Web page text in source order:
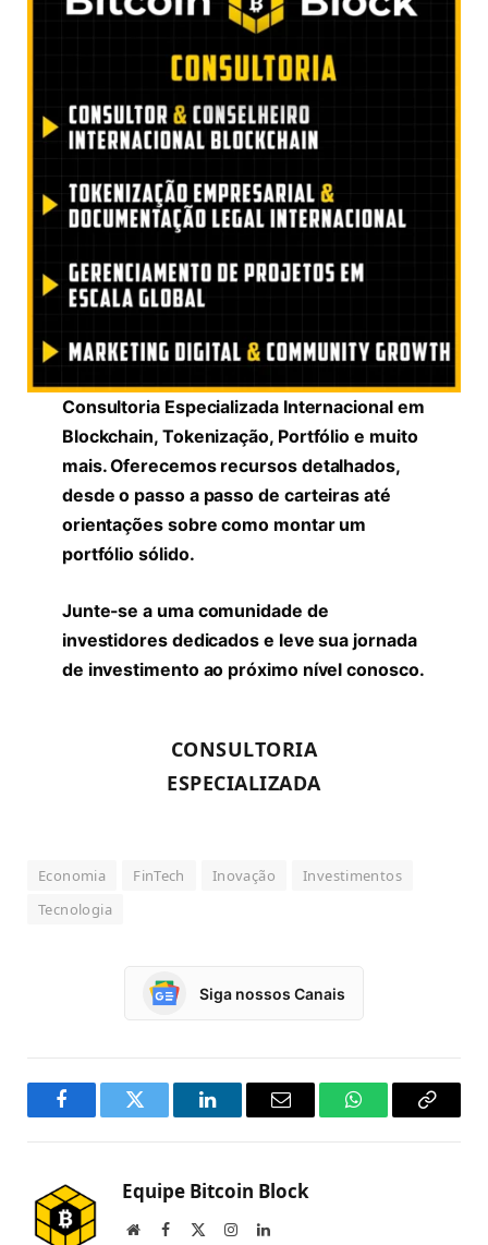
Consultoria Especializada Internacional em
Blockchain, Tokenização, Portfólio e muito
mais. Oferecemos recursos detalhados,
desde o passo a passo de carteiras até
orientações sobre como montar um
portfólio sólido.
Junte-se a uma comunidade de
investidores dedicados e leve sua jornada
de investimento ao próximo nível conosco.
CONSULTORIA
ESPECIALIZADA
Economia FinTech Inovação
Investimentos
Tecnologia
Siga nossos Canais
FacebookTwitter LinkedInEmail WhatsAppCopy
Equipe Bitcoin Block
WebsiteFacebook InstagramLinkedIn